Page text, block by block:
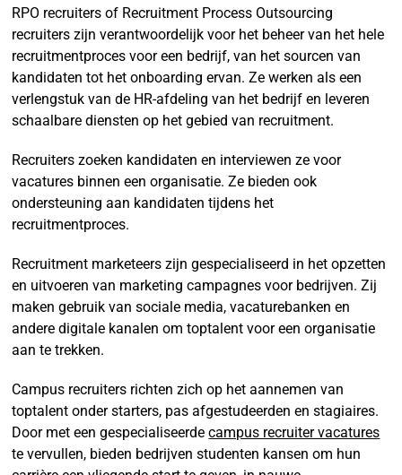
RPO recruiters of Recruitment Process Outsourcing
recruiters zijn verantwoordelijk voor het beheer van het hele
recruitmentproces voor een bedrijf, van het sourcen van
kandidaten tot het onboarding ervan. Ze werken als een
verlengstuk van de HR-afdeling van het bedrijf en leveren
schaalbare diensten op het gebied van recruitment.
Recruiters zoeken kandidaten en interviewen ze voor
vacatures binnen een organisatie. Ze bieden ook
ondersteuning aan kandidaten tijdens het
recruitmentproces.
Recruitment marketeers zijn gespecialiseerd in het opzetten
en uitvoeren van marketing campagnes voor bedrijven. Zij
maken gebruik van sociale media, vacaturebanken en
andere digitale kanalen om toptalent voor een organisatie
aan te trekken.
Campus recruiters richten zich op het aannemen van
toptalent onder starters, pas afgestudeerden en stagiaires.
Door met een gespecialiseerdecampus recruiter vacatures
te vervullen, bieden bedrijven studenten kansen om hun